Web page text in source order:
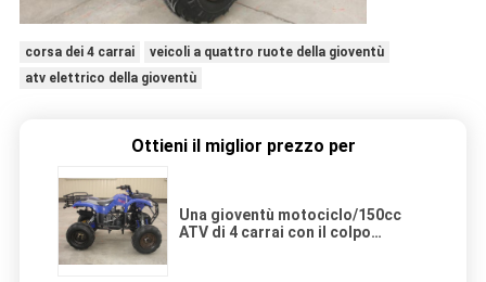
corsa dei 4 carrai
veicoli a quattro ruote della gioventù
atv elettrico della gioventù
Ottieni il miglior prezzo per
Una gioventù motociclo/150cc
ATV di 4 carrai con il colpo